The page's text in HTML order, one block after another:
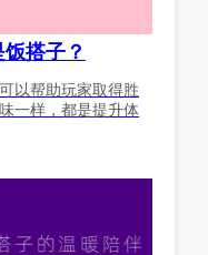
搭子？
以帮助玩家取得胜
一样，都是提升体